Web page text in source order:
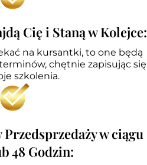
Cię i Staną w Kolejce:
na kursantki, to one będą
chętnie zapisując się
szkolenia.
w ciągu
48 Godzin: